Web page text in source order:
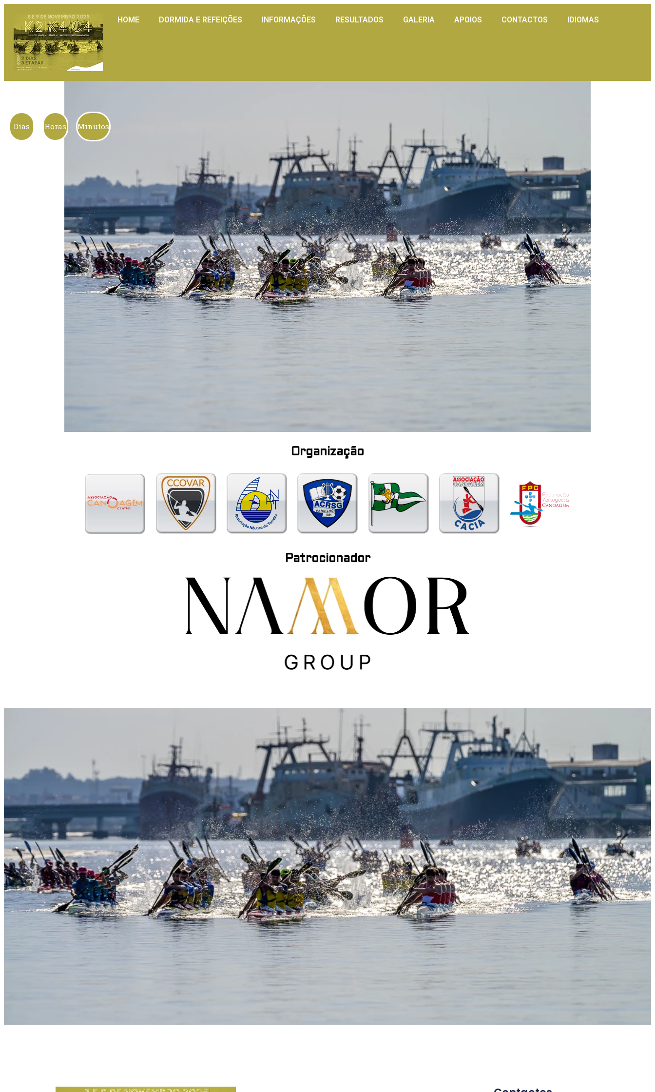
HOME DORMIDA E REFEIÇÕES INFORMAÇÕES RESULTADOS GALERIA APOIOS CONTACTOS IDIOMAS
Dias Horas Minutos
Organização
Patrocionador